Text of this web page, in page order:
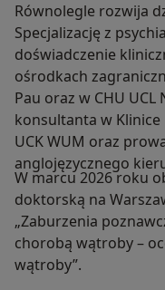
Równolegle rozwija
Specjalizację z
doświadczenie
ośrodkach
Pau oraz w CHU UCL
konsultanta w
UCK WUM oraz
anglojęzycznego
W marcu 2026 roku
doktorską na
„Zaburzenia
chorobą wątroby –
wątroby”.